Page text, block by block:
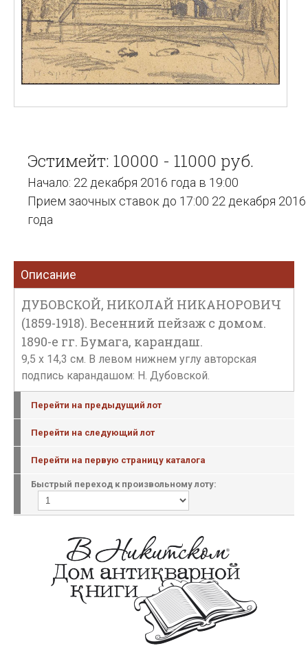
Эстимейт: 10000 - 11000 руб.
Начало: 22 декабря 2016 года в 19:00
Прием заочных ставок до 17:00 22 декабря 2016
года
Описание
ДУБОВСКОЙ, НИКОЛАЙ НИКАНОРОВИЧ
(1859-1918). Весенний пейзаж с домом.
1890-е гг. Бумага, карандаш.
9,5 х 14,3 см. В левом нижнем углу авторская
подпись карандашом: Н. Дубовской.
Перейти на предыдущий лот
Перейти на следующий лот
Перейти на первую страницу каталога
Быстрый переход к произвольному лоту: